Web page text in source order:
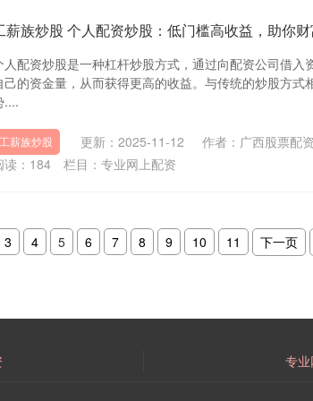
薪族炒股 个人配资炒股：低门槛高收益，助你
人配资炒股是一种杠杆炒股方式，通过向配资公司借入
己的资金量，从而获得更高的收益。与传统的炒股方式
....
工薪族炒股 更新：2025-11-12
作者：广西股票配资
读： 184 栏目： 专业网上配资
3 4 5 6 7 8 9 10 11 下一页
专